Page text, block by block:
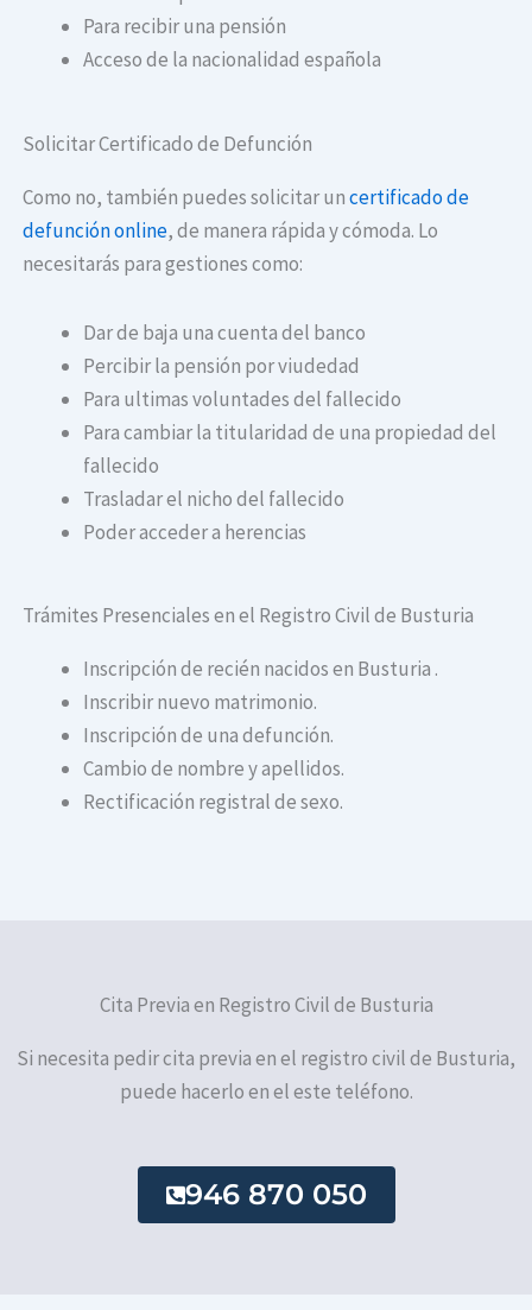
Para recibir una pensión
Acceso de la nacionalidad española
Solicitar Certificado de Defunción
Como no, también puedes solicitar uncertificado de
defunción online, de manera rápida y cómoda. Lo
necesitarás para gestiones como:
Dar de baja una cuenta del banco
Percibir la pensión por viudedad
Para ultimas voluntades del fallecido
Para cambiar la titularidad de una propiedad del
fallecido
Trasladar el nicho del fallecido
Poder acceder a herencias
Trámites Presenciales en el Registro Civil de Busturia
Inscripción de recién nacidos en Busturia .
Inscribir nuevo matrimonio.
Inscripción de una defunción.
Cambio de nombre y apellidos.
Rectificación registral de sexo.
Cita Previa en Registro Civil de Busturia
Si necesita pedir cita previa en el registro civil de Busturia,
puede hacerlo en el este teléfono.
946 870 050